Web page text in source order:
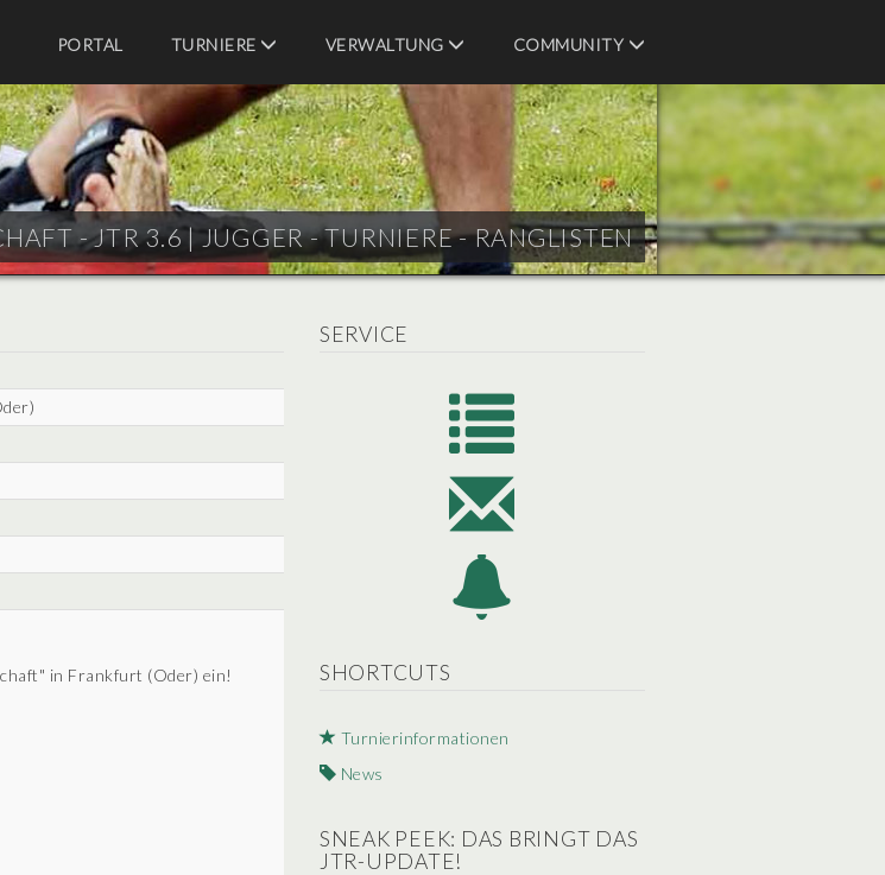
PORTAL
TURNIERE VERWALTUNG COMMUNITY
- JTR 3.6 |JUGGER - TURNIERE - RANGLISTEN
SERVICE
SHORTCUTS
Turnierinformationen
News
SNEAK PEEK: DAS BRINGT DAS
JTR-UPDATE!
in Frankfurt (Oder) ein!